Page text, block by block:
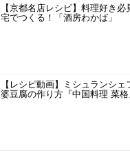
【京都名店レシピ】料理好き
宅でつくる！「酒房わかば」
【レシピ動画】ミシュランシ
婆豆腐の作り方『中国料理 菜格